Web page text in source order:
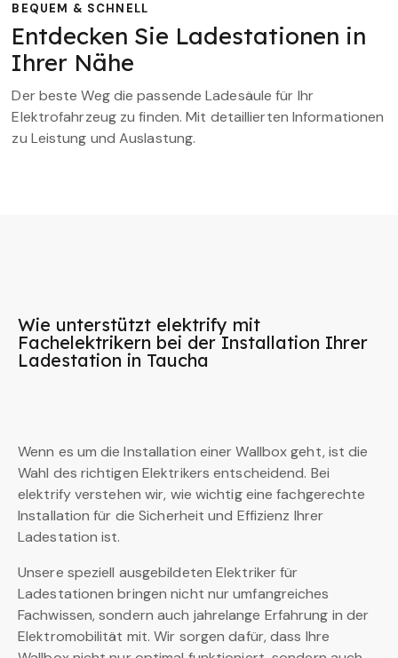
BEQUEM & SCHNELL
Entdecken Sie Ladestationen in
Ihrer Nähe
Der beste Weg die passende Ladesäule für Ihr
Elektrofahrzeug zu finden. Mit detaillierten Informationen
zu Leistung und Auslastung.
Wie unterstützt elektrify mit
Fachelektrikern bei der Installation Ihrer
Ladestation in Taucha
Wenn es um die Installation einer Wallbox geht, ist die
Wahl des richtigen Elektrikers entscheidend. Bei
elektrify verstehen wir, wie wichtig eine fachgerechte
Installation für die Sicherheit und Effizienz Ihrer
Ladestation ist.
Unsere speziell ausgebildeten Elektriker für
Ladestationen bringen nicht nur umfangreiches
Fachwissen, sondern auch jahrelange Erfahrung in der
Elektromobilität mit. Wir sorgen dafür, dass Ihre